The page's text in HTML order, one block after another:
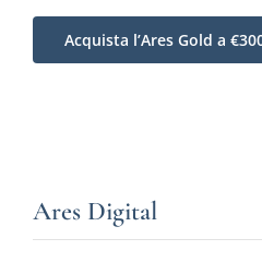
Acquista l’Ares Gold a
Ares Digital